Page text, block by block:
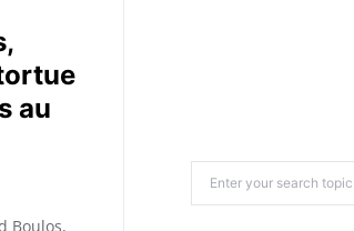
au
Boulos,